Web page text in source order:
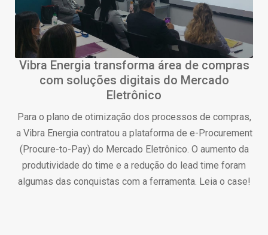
Vibra Energia transforma área de compras
com soluções digitais do Mercado
Eletrônico
Para o plano de otimização dos processos de compras,
a Vibra Energia contratou a plataforma de e-Procurement
(Procure-to-Pay) do Mercado Eletrônico. O aumento da
produtividade do time e a redução do lead time foram
algumas das conquistas com a ferramenta. Leia o case!